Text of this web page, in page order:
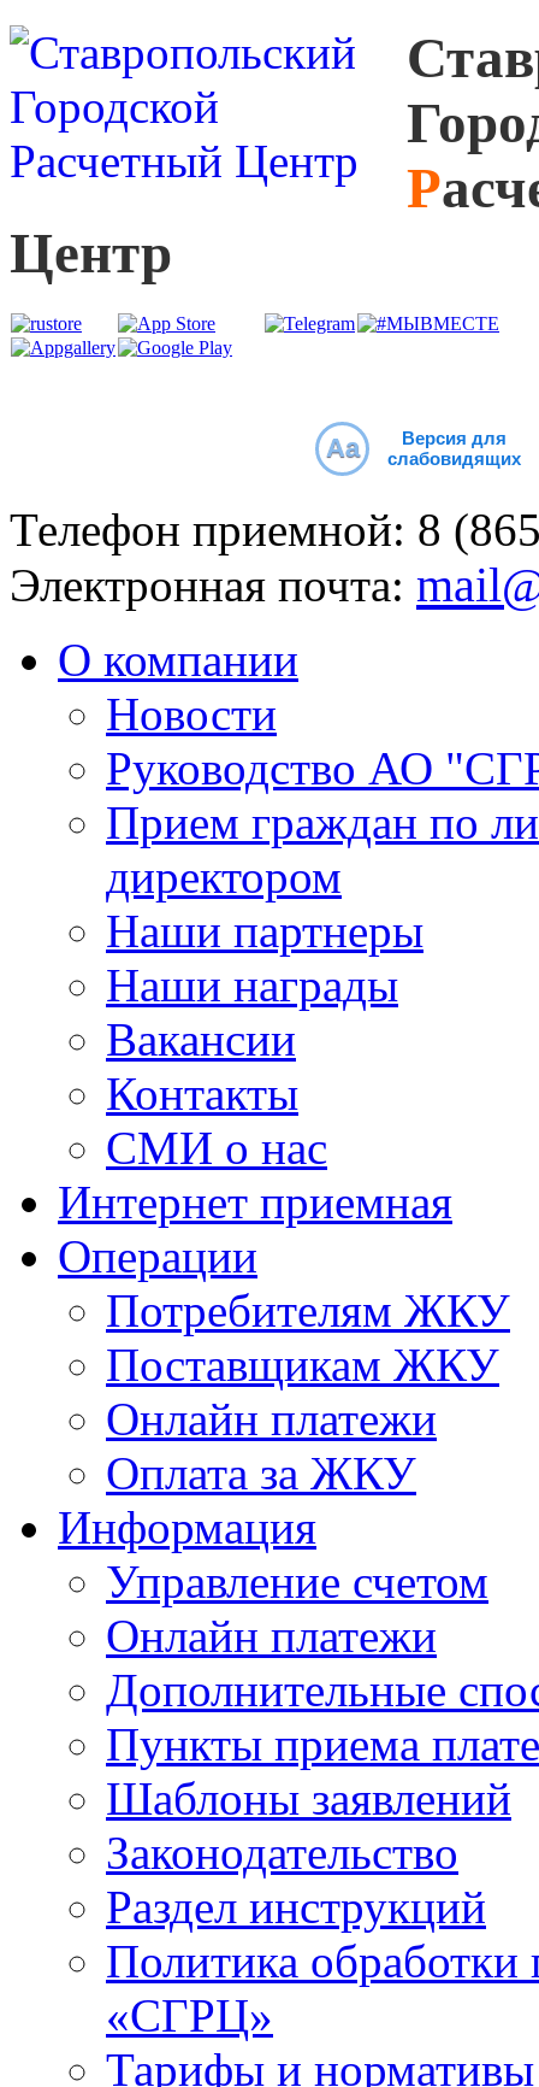
С
Г
Р
Центр
Aa
Версия для
слабовидящих
Телефон приемной: 8
Электронная почта:
О компании
Новости
Руководство АО
Прием граждан по
директором
Наши партнеры
Наши награды
Вакансии
Контакты
СМИ о нас
Интернет приемная
Операции
Потребителям ЖКУ
Поставщикам ЖКУ
Онлайн платежи
Оплата за ЖКУ
Информация
Управление счетом
Онлайн платежи
Дополнительные
Пункты приема
Шаблоны заявлений
Законодательство
Раздел инструкций
Политика
«СГРЦ»
Тарифы и нормативы